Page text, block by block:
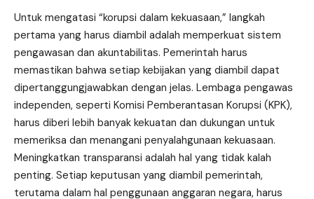
Untuk mengatasi “korupsi dalam kekuasaan,” langkah
pertama yang harus diambil adalah memperkuat sistem
pengawasan dan akuntabilitas. Pemerintah harus
memastikan bahwa setiap kebijakan yang diambil dapat
dipertanggungjawabkan dengan jelas. Lembaga pengawas
independen, seperti Komisi Pemberantasan Korupsi (KPK),
harus diberi lebih banyak kekuatan dan dukungan untuk
memeriksa dan menangani penyalahgunaan kekuasaan.
Meningkatkan transparansi adalah hal yang tidak kalah
penting. Setiap keputusan yang diambil pemerintah,
terutama dalam hal penggunaan anggaran negara, harus